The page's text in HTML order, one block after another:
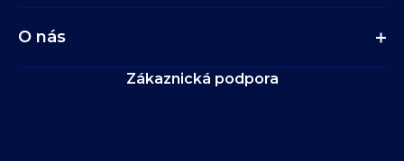
O nás
Zákaznická podpora